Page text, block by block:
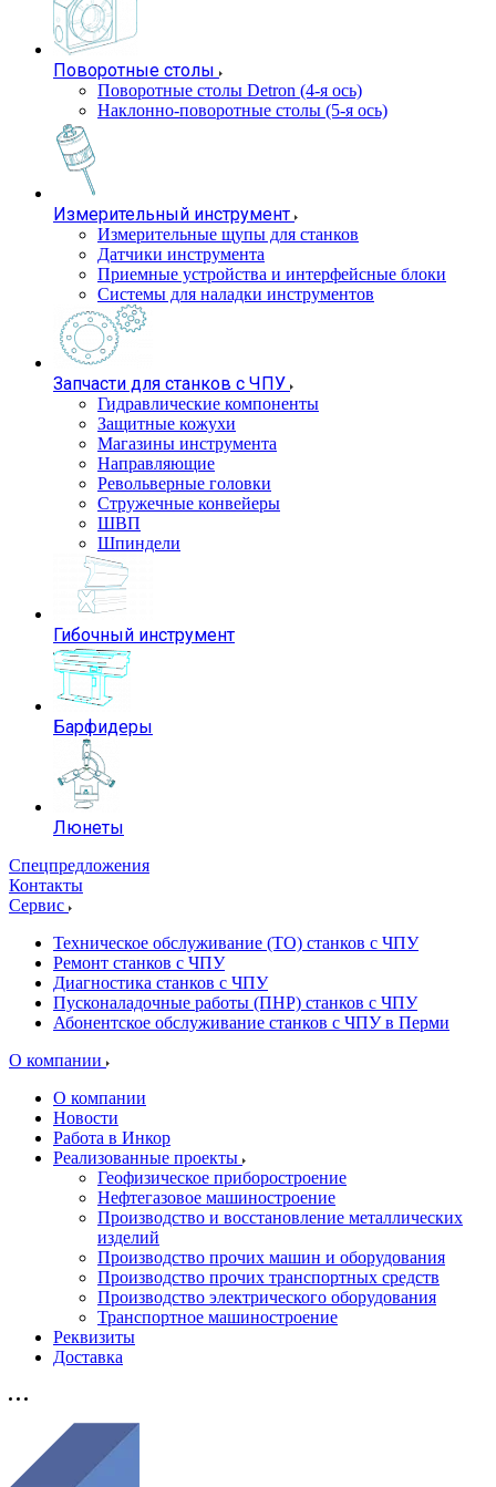
Поворотные столы
Поворотные столы Detron (4-я ось)
Наклонно-поворотные столы (5-я ось)
Измерительный инструмент
Измерительные щупы для станков
Датчики инструмента
Приемные устройства и интерфейсные блоки
Системы для наладки инструментов
Запчасти для станков с ЧПУ
Гидравлические компоненты
Защитные кожухи
Магазины инструмента
Направляющие
Револьверные головки
Стружечные конвейеры
ШВП
Шпиндели
Гибочный инструмент
Барфидеры
Люнеты
Спецпредложения
Контакты
Сервис
Техническое обслуживание (ТО) станков с ЧПУ
Ремонт станков с ЧПУ
Диагностика станков с ЧПУ
Пусконаладочные работы (ПНР) станков с ЧПУ
Абонентское обслуживание станков с ЧПУ в Перми
О компании
О компании
Новости
Работа в Инкор
Реализованные проекты
Геофизическое приборостроение
Нефтегазовое машиностроение
Производство и восстановление металлических
изделий
Производство прочих машин и оборудования
Производство прочих транспортных средств
Производство электрического оборудования
Транспортное машиностроение
Реквизиты
Доставка